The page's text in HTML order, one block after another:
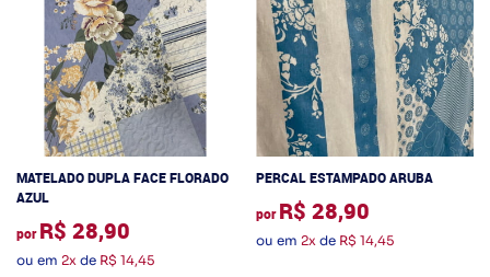
MATELADO DUPLA FACE FLORADO
AZUL
por R$ 28,90
ou em 2x de R$ 14,45
PERCAL ESTAMPADO ARUBA
por R$ 28,90
ou em 2x de R$ 14,45